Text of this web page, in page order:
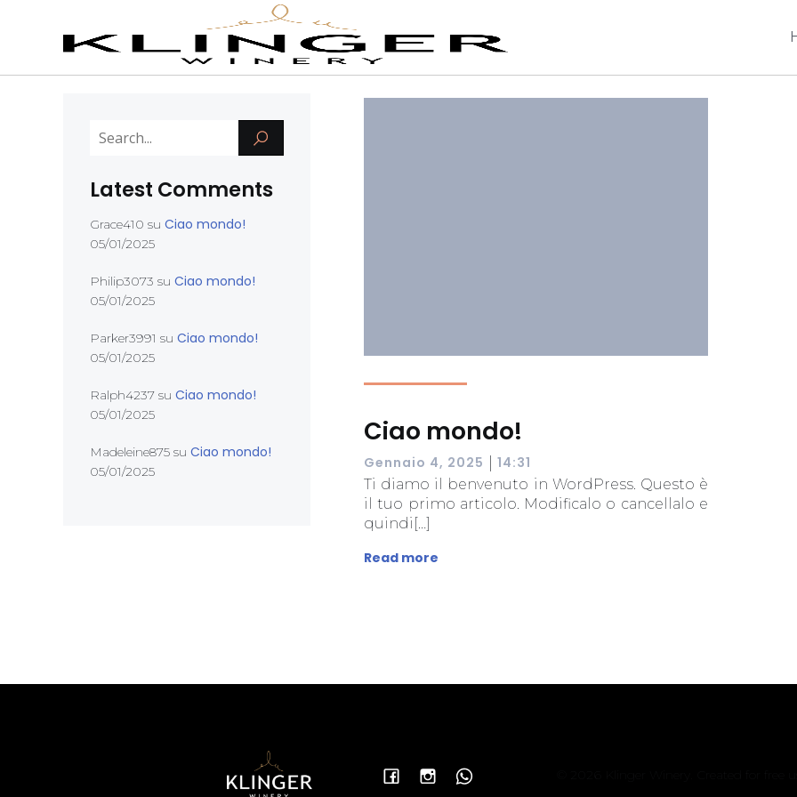
Latest Comments
Grace410 su Ciao mondo!
05/01/2025
Philip3073 su Ciao mondo!
05/01/2025
Parker3991 su Ciao mondo!
05/01/2025
Ralph4237 su Ciao mondo!
05/01/2025
Madeleine875 su Ciao mondo!
05/01/2025
Ciao mondo!
Gennaio 4, 2025 14:31
Ti diamo il benvenuto in WordPress. Questo è
il tuo primo articolo. Modificalo o cancellalo e
quindi[…]
Read more